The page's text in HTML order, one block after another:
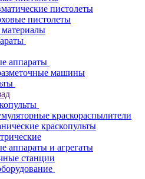
пистолеты
пистолеты
аппараты
машины
краскораспылители
краскопульты
аппараты и агрегаты
станции